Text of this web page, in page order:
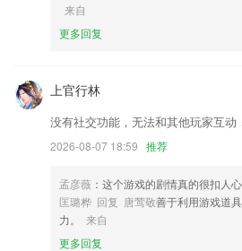
6,支持离线收藏，随心随时看，更省流量更
1.价格分布——梯度价格区间，满足不同学员
2.课后实时针对性评价，线下同步思维训练
3.·快速提问，将自己的疑问进行发布，会有
物、历史、政治、地理等各科作业、练习题
5.足不出户就能学，小白快速成为大神。
来自
更多回复
上官行林
没有社交功能，无法和其他玩家互动
2026-08-07 18:59 推荐
孟彦薇 ：这个游戏的剧情真的很扣人
匡璐桦 回复 唐莺敬善于利用游戏道
力。
来自
更多回复